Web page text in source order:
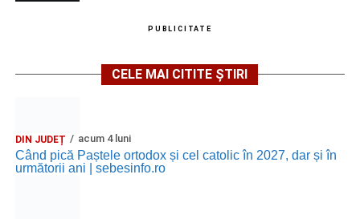
PUBLICITATE
CELE MAI CITITE ȘTIRI
DIN JUDEȚ acum 4 luni
Când pică Paștele ortodox și cel catolic în 2027, dar și în
următorii ani | sebesinfo.ro